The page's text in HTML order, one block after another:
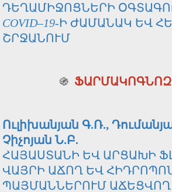
ԴԵՂԱՄԻՋՈՑՆԵՐԻ
COVID–19-Ի ԺԱՄԱՆԱԿ ԵՎ
ՇՐՋԱՆՈՒՄ
֍
Ուլիխանյան Գ.Ռ.,
Չիչոյան Ն.Բ.
ՀԱՅԱՍՏԱՆԻ ԵՎ ԱՐՑԱԽԻ
ՎԱՅՐԻ ԱՃՈՂ ԵՎ
ՊԱՅՄԱՆՆԵՐՈՒՄ